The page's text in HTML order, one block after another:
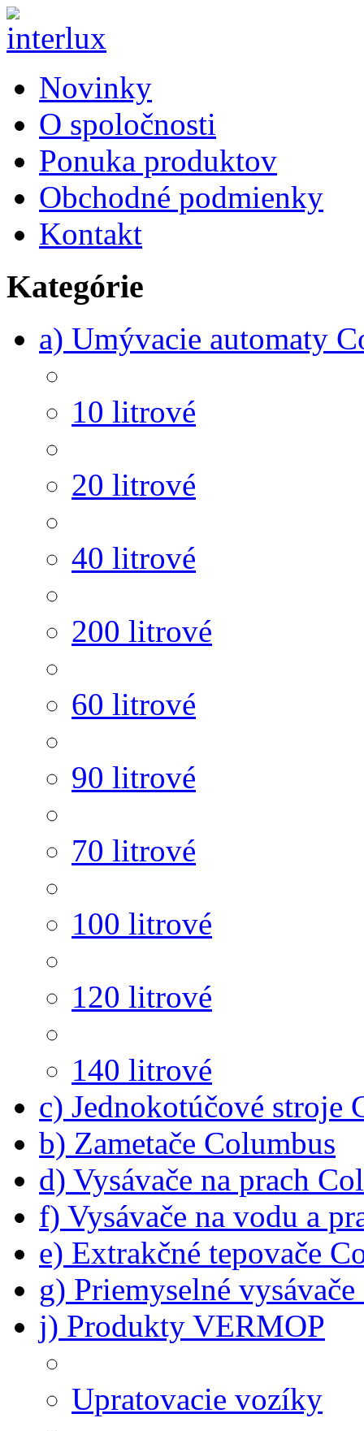
Novinky
O spoločnosti
Ponuka produktov
Obchodné podmienky
Kontakt
Kategórie
a) Umývacie automaty
10 litrové
20 litrové
40 litrové
200 litrové
60 litrové
90 litrové
70 litrové
100 litrové
120 litrové
140 litrové
c) Jednokotúčové stroje
b) Zametače Columbus
d) Vysávače na prach
f) Vysávače na vodu a
e) Extrakčné tepovače
g) Priemyselné
j) Produkty VERMOP
Upratovacie vozíky